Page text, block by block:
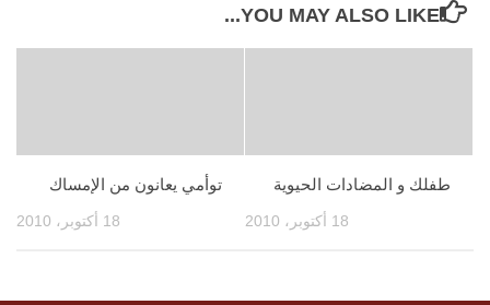
YOU MAY ALSO LIKE...
توأمي يعانون من الإمساك
18 أكتوبر، 2010
طفلك و المضادات الحيوية
18 أكتوبر، 2010